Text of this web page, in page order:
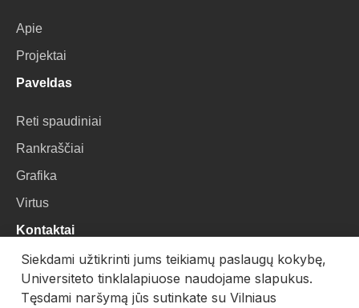
Apie
Projektai
Paveldas
Reti spaudiniai
Rankraščiai
Grafika
Virtus
Kontaktai
VU Biblioteka
Universiteto g. 3, LT-01122, Vilnius
Siekdami užtikrinti jums teikiamų paslaugų kokybę,
Universiteto tinklalapiuose naudojame slapukus.
Tęsdami naršymą jūs sutinkate su Vilniaus